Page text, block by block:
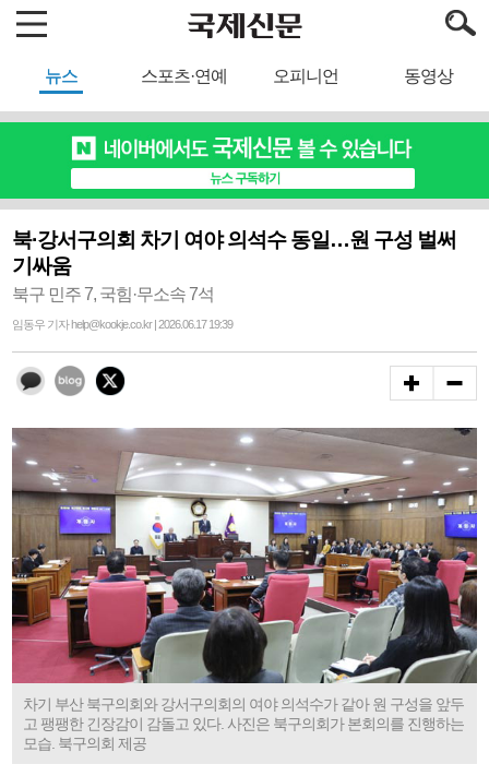
뉴스 스포츠·연예 오피니언 동영상
북·강서구의회 차기 여야 의석수 동일…원 구성 벌써
기싸움
북구 민주 7, 국힘·무소속 7석
임동우 기자 help@kookje.co.kr | 2026.06.17 19:39
차기 부산 북구의회와 강서구의회의 여야 의석수가 같아 원 구성을 앞두
고 팽팽한 긴장감이 감돌고 있다. 사진은 북구의회가 본회의를 진행하는
모습. 북구의회 제공